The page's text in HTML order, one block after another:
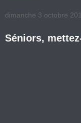
dimanche 3 octobre
Séniors,